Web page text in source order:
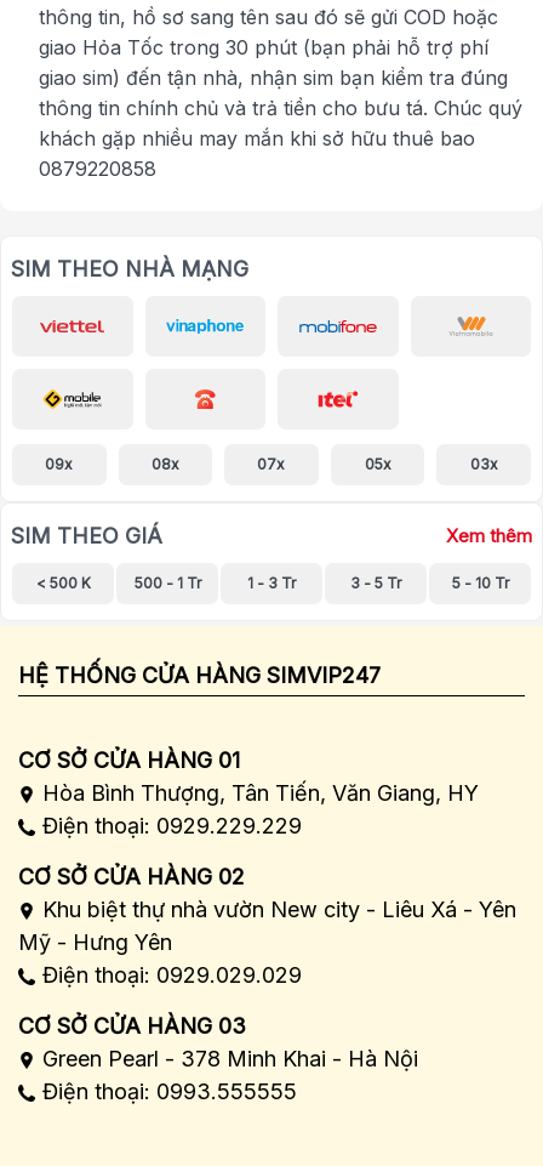
thông tin, hồ sơ sang tên sau đó sẽ gửi COD hoặc
giao Hỏa Tốc trong 30 phút (bạn phải hỗ trợ phí
giao sim) đến tận nhà, nhận sim bạn kiểm tra đúng
thông tin chính chủ và trả tiền cho bưu tá. Chúc quý
khách gặp nhiều may mắn khi sở hữu thuê bao
0879220858
SIM THEO NHÀ MẠNG
09x 08x 07x 05x 03x
SIM THEO GIÁ Xem thêm
< 500 K 500 - 1 Tr 1 - 3 Tr 3 - 5 Tr 5 - 10 Tr
HỆ THỐNG CỬA HÀNG SIMVIP247
CƠ SỞ CỬA HÀNG 01
Hòa Bình Thượng, Tân Tiến, Văn Giang, HY
Điện thoại: 0929.229.229
CƠ SỞ CỬA HÀNG 02
Khu biệt thự nhà vườn New city - Liêu Xá - Yên
Mỹ - Hưng Yên
Điện thoại: 0929.029.029
CƠ SỞ CỬA HÀNG 03
Green Pearl - 378 Minh Khai - Hà Nội
Điện thoại: 0993.555555